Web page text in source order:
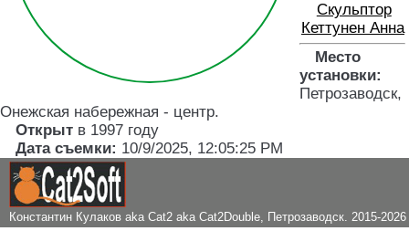
Скульптор
Кеттунен Анна
Место
установки:
Петрозаводск,
Онежская набережная - центр.
Открыт в 1997 году
Дата съемки: 10/9/2025, 12:05:25 PM
Константин Кулаков aka Cat2 aka Cat2Double, Петрозаводск. 2015-2026